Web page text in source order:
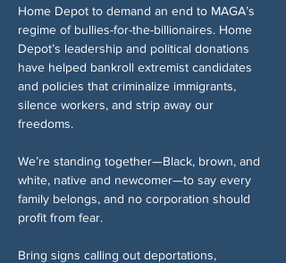
Home Depot to demand an end to MAGA’s
regime of bullies-for-the-billionaires. Home
Depot’s leadership and political donations
have helped bankroll extremist candidates
and policies that criminalize immigrants,
silence workers, and strip away our
freedoms.
We’re standing together—Black, brown, and
white, native and newcomer—to say every
family belongs, and no corporation should
profit from fear.
Bring signs calling out deportations,